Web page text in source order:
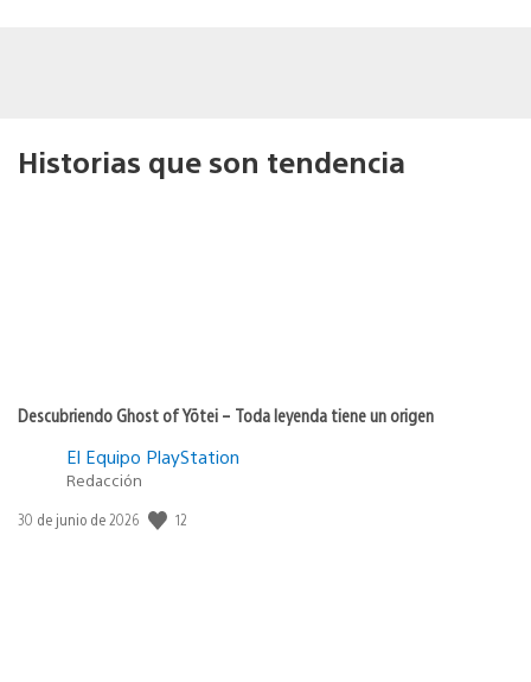
Historias que son tendencia
Descubriendo Ghost of Yōtei – Toda leyenda tiene un origen
El Equipo PlayStation
Redacción
Fecha
30 de junio de 2026 12